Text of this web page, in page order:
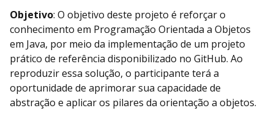
Objetivo: O objetivo deste projeto é reforçar o
conhecimento em Programação Orientada a Objetos
em Java, por meio da implementação de um projeto
prático de referência disponibilizado no GitHub. Ao
reproduzir essa solução, o participante terá a
oportunidade de aprimorar sua capacidade de
abstração e aplicar os pilares da orientação a objetos.